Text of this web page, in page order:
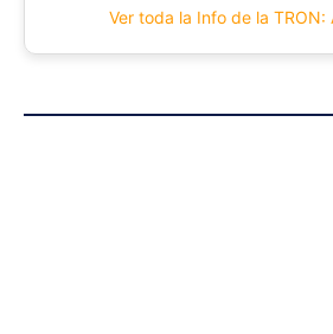
Ver toda la Info de la TRON: